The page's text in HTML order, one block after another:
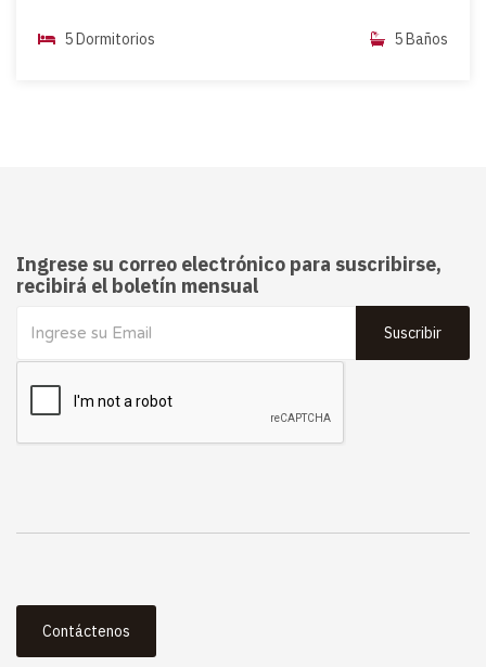
5 Dormitorios 5 Baños
Ingrese su correo electrónico para suscribirse,
recibirá el boletín mensual
Suscribir
Contáctenos